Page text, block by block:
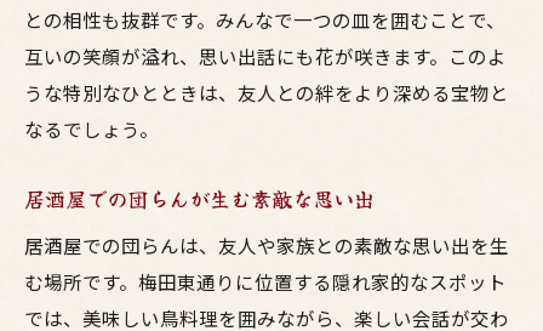
との相性も抜群です。みんなで一つの皿を囲むことで、
互いの笑顔が溢れ、思い出話にも花が咲きます。このよ
うな特別なひとときは、友人との絆をより深める宝物と
なるでしょう。
居酒屋での団らんが生む素敵な思い出
居酒屋での団らんは、友人や家族との素敵な思い出を生
む場所です。梅田東通りに位置する隠れ家的なスポット
では、美味しい鳥料理を囲みながら、楽しい会話が交わ